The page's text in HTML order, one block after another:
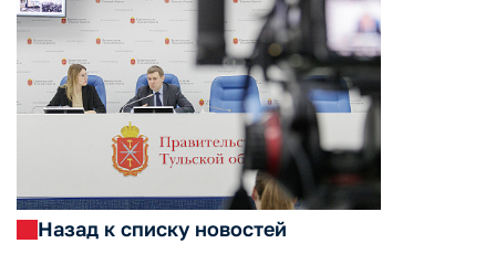
Назад к списку новостей